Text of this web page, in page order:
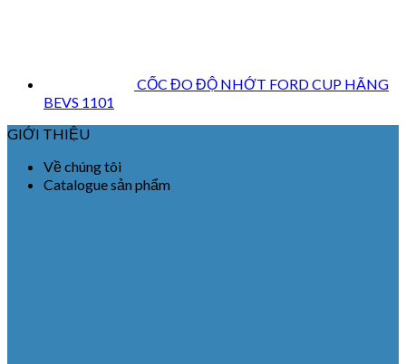
CỐC ĐO ĐỘ NHỚT FORD CUP HÃNG
BEVS 1101
GIỚI THIỆU
Về chúng tôi
Catalogue sản phẩm